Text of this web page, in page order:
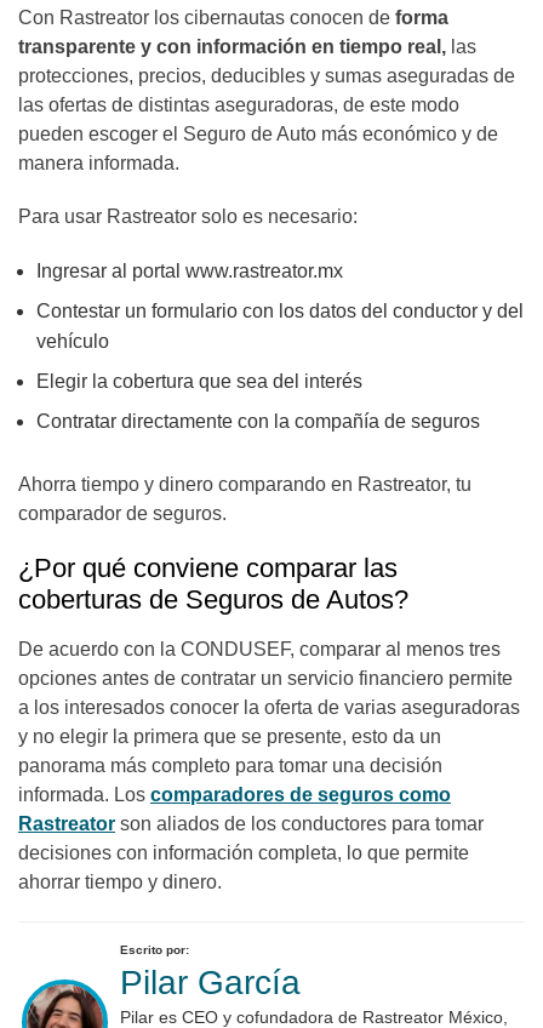
Con Rastreator los cibernautas conocen de forma
transparente y con información en tiempo real, las
protecciones, precios, deducibles y sumas aseguradas de
las ofertas de distintas aseguradoras, de este modo
pueden escoger el Seguro de Auto más económico y de
manera informada.
Para usar Rastreator solo es necesario:
Ingresar al portal www.rastreator.mx
Contestar un formulario con los datos del conductor y del
vehículo
Elegir la cobertura que sea del interés
Contratar directamente con la compañía de seguros
Ahorra tiempo y dinero comparando en Rastreator, tu
comparador de seguros.
¿Por qué conviene comparar las
coberturas de Seguros de Autos?
De acuerdo con la CONDUSEF, comparar al menos tres
opciones antes de contratar un servicio financiero permite
a los interesados conocer la oferta de varias aseguradoras
y no elegir la primera que se presente, esto da un
panorama más completo para tomar una decisión
informada. Los comparadores de seguros como
Rastreator son aliados de los conductores para tomar
decisiones con información completa, lo que permite
ahorrar tiempo y dinero.
Escrito por:
Pilar García
Pilar es CEO y cofundadora de Rastreator México,